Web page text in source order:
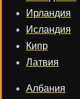
Ирландия
Исландия
Кипр
Латвия
Албания